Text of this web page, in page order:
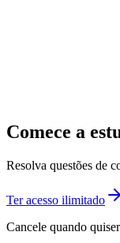
Comece a
Resolva questões de
Ter acesso ilimitado
Cancele quando